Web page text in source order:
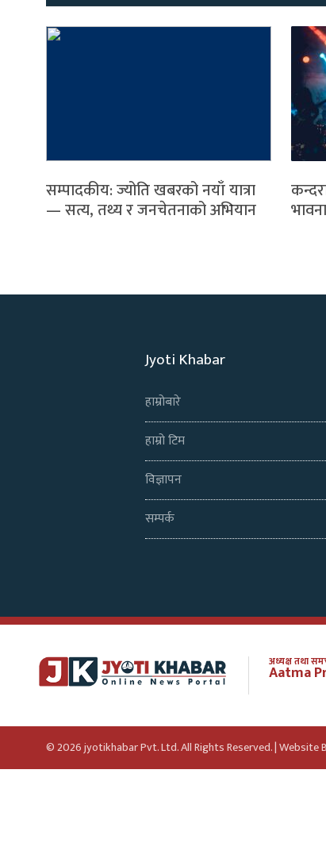
सम्पादकीय: ज्योति खबरको नयाँ यात्रा
— सत्य, तथ्य र जनचेतनाको अभियान
Jyoti Khabar
हाम्रोबारे
हाम्रो टिम
विज्ञापन
सम्पर्क
अध्यक्ष तथा
Aatma
© 2026 jyotikhabar Pvt. Ltd. All Rights Reserved. | Website